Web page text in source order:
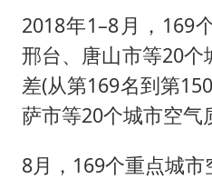
2018年1–8月，169
邢台、唐山市等20
差(从第169名到第
萨市等20个城市空气
8月，169个重点城